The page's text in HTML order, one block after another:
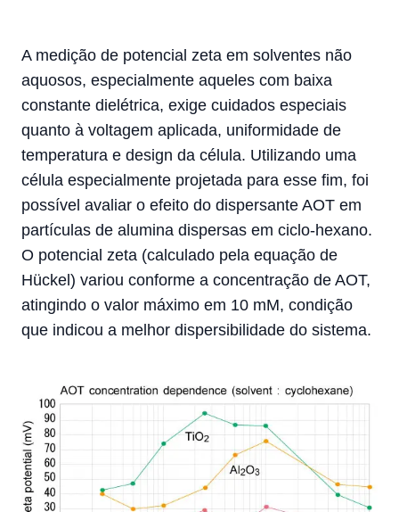
A medição de potencial zeta em solventes não
aquosos, especialmente aqueles com baixa
constante dielétrica, exige cuidados especiais
quanto à voltagem aplicada, uniformidade de
temperatura e design da célula. Utilizando uma
célula especialmente projetada para esse fim, foi
possível avaliar o efeito do dispersante AOT em
partículas de alumina dispersas em ciclo-hexano.
O potencial zeta (calculado pela equação de
Hückel) variou conforme a concentração de AOT,
atingindo o valor máximo em 10 mM, condição
que indicou a melhor dispersibilidade do sistema.